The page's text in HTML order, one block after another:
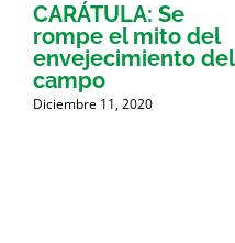
CARÁTULA: Se
rompe el mito del
envejecimiento del
campo
Diciembre 11, 2020